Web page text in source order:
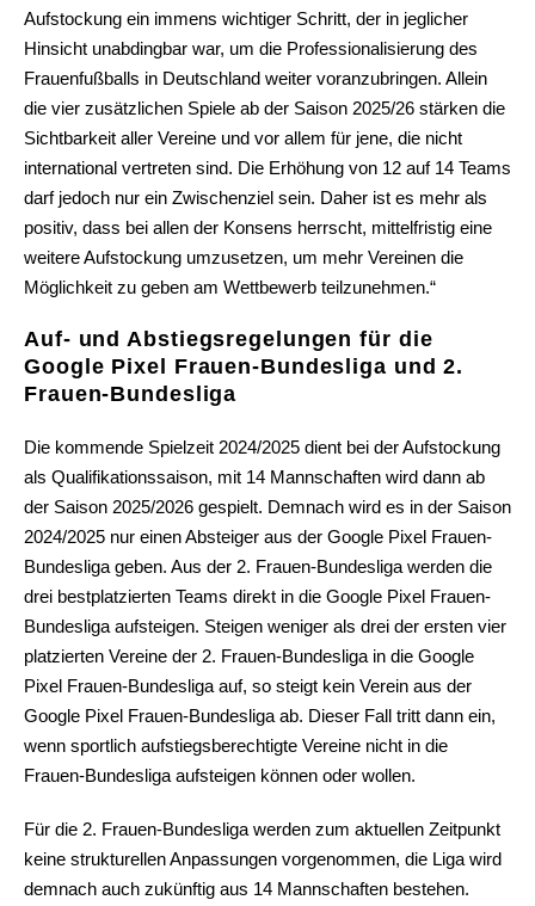
Aufstockung ein immens wichtiger Schritt, der in jeglicher
Hinsicht unabdingbar war, um die Professionalisierung des
Frauenfußballs in Deutschland weiter voranzubringen. Allein
die vier zusätzlichen Spiele ab der Saison 2025/26 stärken die
Sichtbarkeit aller Vereine und vor allem für jene, die nicht
international vertreten sind. Die Erhöhung von 12 auf 14 Teams
darf jedoch nur ein Zwischenziel sein. Daher ist es mehr als
positiv, dass bei allen der Konsens herrscht, mittelfristig eine
weitere Aufstockung umzusetzen, um mehr Vereinen die
Möglichkeit zu geben am Wettbewerb teilzunehmen.“
Auf- und Abstiegsregelungen für die
Google Pixel Frauen-Bundesliga und 2.
Frauen-Bundesliga
Die kommende Spielzeit 2024/2025 dient bei der Aufstockung
als Qualifikationssaison, mit 14 Mannschaften wird dann ab
der Saison 2025/2026 gespielt. Demnach wird es in der Saison
2024/2025 nur einen Absteiger aus der Google Pixel Frauen-
Bundesliga geben. Aus der 2. Frauen-Bundesliga werden die
drei bestplatzierten Teams direkt in die Google Pixel Frauen-
Bundesliga aufsteigen. Steigen weniger als drei der ersten vier
platzierten Vereine der 2. Frauen-Bundesliga in die Google
Pixel Frauen-Bundesliga auf, so steigt kein Verein aus der
Google Pixel Frauen-Bundesliga ab. Dieser Fall tritt dann ein,
wenn sportlich aufstiegsberechtigte Vereine nicht in die
Frauen-Bundesliga aufsteigen können oder wollen.
Für die 2. Frauen-Bundesliga werden zum aktuellen Zeitpunkt
keine strukturellen Anpassungen vorgenommen, die Liga wird
demnach auch zukünftig aus 14 Mannschaften bestehen.